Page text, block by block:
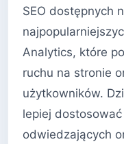
SEO dostępnych
Analytics, które
ruchu na stronie
użytkowników.
lepiej
odwiedzających